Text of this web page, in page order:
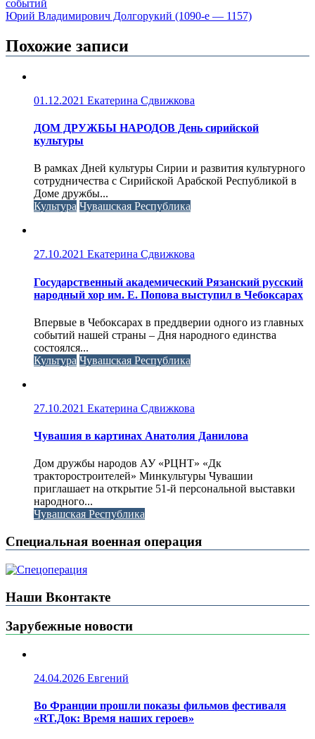
событий
Юрий Владимирович Долгорукий (1090-е — 1157)
Похожие записи
01.12.2021 Екатерина Сдвижкова
ДОМ ДРУЖБЫ НАРОДОВ День сирийской
культуры
В рамках Дней культуры Сирии и развития культурного
сотрудничества с Сирийской Арабской Республикой в
Доме дружбы...
Культура Чувашская Республика
27.10.2021 Екатерина Сдвижкова
Государственный академический Рязанский русский
народный хор им. Е. Попова выступил в Чебоксарах
Впервые в Чебоксарах в преддверии одного из главных
событий нашей страны – Дня народного единства
состоялся...
Культура Чувашская Республика
27.10.2021 Екатерина Сдвижкова
Чувашия в картинах Анатолия Данилова
Дом дружбы народов АУ «РЦНТ» «Дк
тракторостроителей» Минкультуры Чувашии
приглашает на открытие 51-й персональной выставки
народного...
Чувашская Республика
Специальная военная операция
Наши Вконтакте
Зарубежные новости
24.04.2026 Евгений
Во Франции прошли показы фильмов фестиваля
«RT.Док: Время наших героев»